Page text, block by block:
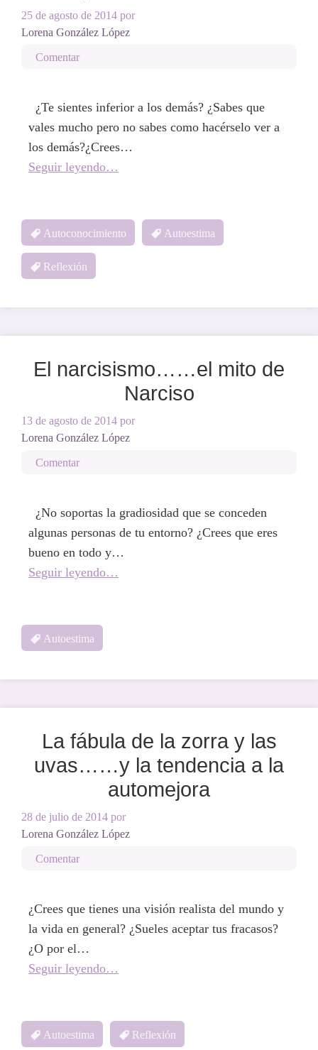
25 de agosto de 2014 por
Lorena González López
Comentar
¿Te sientes inferior a los demás? ¿Sabes que
vales mucho pero no sabes como hacérselo ver a
los demás?¿Crees…
Seguir leyendo…
Autoconocimiento Autoestima
Reflexión
El narcisismo……el mito de
Narciso
13 de agosto de 2014 por
Lorena González López
Comentar
¿No soportas la gradiosidad que se conceden
algunas personas de tu entorno? ¿Crees que eres
bueno en todo y…
Seguir leyendo…
Autoestima
La fábula de la zorra y las
uvas……y la tendencia a la
automejora
28 de julio de 2014 por
Lorena González López
Comentar
¿Crees que tienes una visión realista del mundo y
la vida en general? ¿Sueles aceptar tus fracasos?
¿O por el…
Seguir leyendo…
Autoestima Reflexión